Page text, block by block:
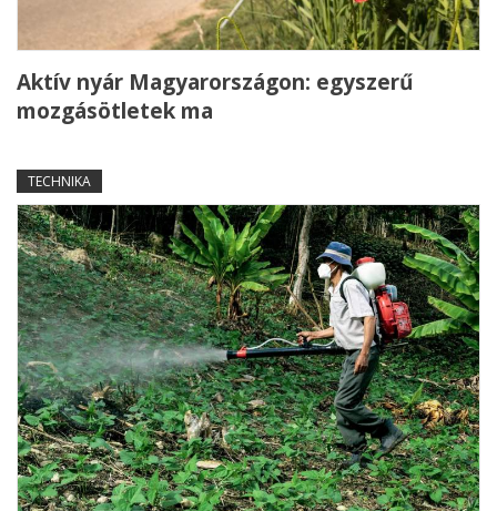
Aktív nyár Magyarországon: egyszerű
mozgásötletek ma
TECHNIKA